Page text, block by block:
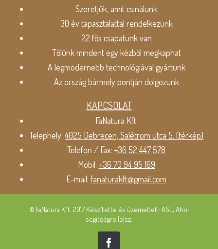
Szeretjük, amit csinálunk
30 év tapasztalattal rendelkezünk
22 fős csapatunk van
Tőlünk mindent egy kézből megkaphat
A legmodernebb technológiával gyártunk
Az ország bármely pontján dolgozunk
KAPCSOLAT
FaNatura Kft.
Telephely:4025 Debrecen, Salétrom utca 5. (térkép)
Telefon / Fax: +36 52 447 578
Mobil: +36 70 94 95 169
E-mail: fanaturakft@gmail.com
© FaNatura Kft. 2017 Készítette és üzemelteti: ASL, Ahol
segítségre lelsz.